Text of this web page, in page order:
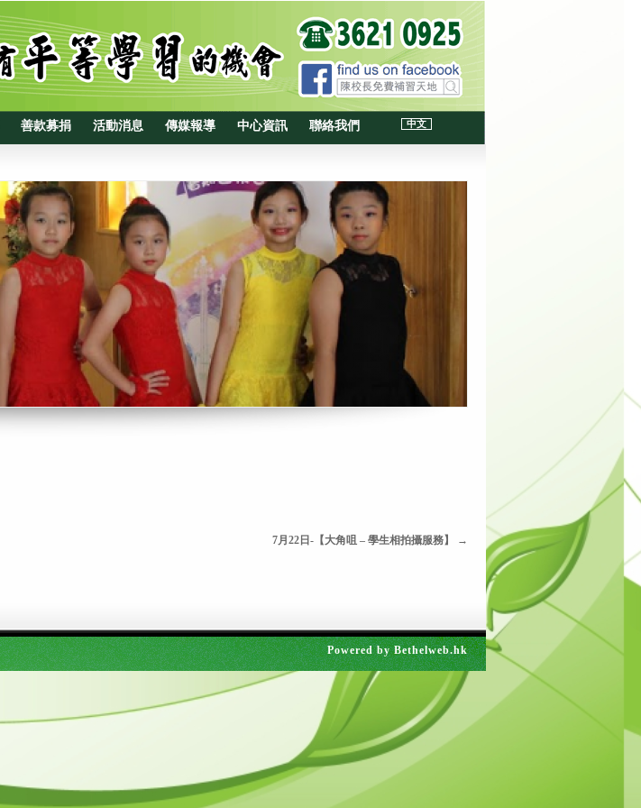
中文
善款募捐 活動消息 傳媒報導 中心資訊 聯絡我們
7月22日-【大角咀 – 學生相拍攝服務】 →
Powered byBethelweb.hk